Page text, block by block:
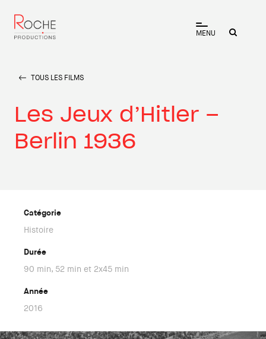
MENU
TOUS LES FILMS
Les Jeux d’Hitler –
Berlin 1936
Catégorie
Histoire
Durée
90 min, 52 min et 2x45 min
Année
2016